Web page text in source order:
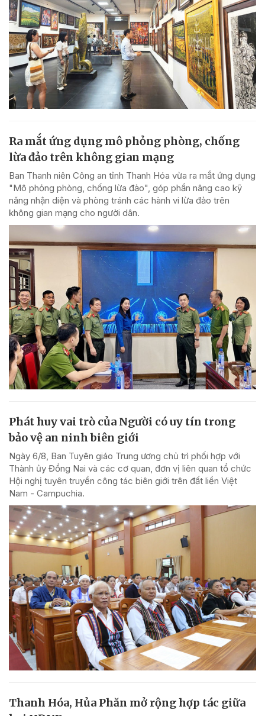
Ra mắt ứng dụng mô phỏng phòng, chống
lừa đảo trên không gian mạng
Ban Thanh niên Công an tỉnh Thanh Hóa vừa ra mắt ứng dụng
"Mô phỏng phòng, chống lừa đảo", góp phần nâng cao kỹ
năng nhận diện và phòng tránh các hành vi lừa đảo trên
không gian mạng cho người dân.
Phát huy vai trò của Người có uy tín trong
bảo vệ an ninh biên giới
Ngày 6/8, Ban Tuyên giáo Trung ương chủ trì phối hợp với
Thành ủy Đồng Nai và các cơ quan, đơn vị liên quan tổ chức
Hội nghị tuyên truyền công tác biên giới trên đất liền Việt
Nam - Campuchia.
Thanh Hóa, Hủa Phăn mở rộng hợp tác giữa